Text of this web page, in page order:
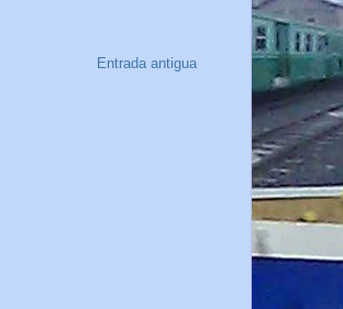
Entrada antigua